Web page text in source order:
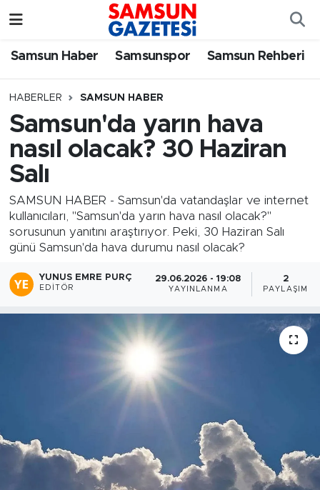
Samsun Haber Samsunspor Samsun Rehberi
HABERLER SAMSUN HABER
Samsun'da yarın hava
nasıl olacak? 30 Haziran
Salı
SAMSUN HABER - Samsun'da vatandaşlar ve internet
kullanıcıları, "Samsun'da yarın hava nasıl olacak?"
sorusunun yanıtını araştırıyor. Peki, 30 Haziran Salı
günü Samsun'da hava durumu nasıl olacak?
YUNUS EMRE PURÇ
EDITÖR
29.06.2026 - 19:08
YAYINLANMA
2
PAYLAŞIM
Samsun Haber
Samsun Rehberi
Resmi İlanlar
Samsun Nöbetçi Eczaneler
SAMSUN Namaz Vakitleri
Samsun Trafik Yoğunluk Haritası
Süper Lig Puan Durumu ve Fikstür
Tüm Manşetler
Son Dakika Haberleri